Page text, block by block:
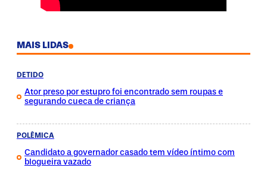
MAIS LIDAS
DETIDO
Ator preso por estupro foi encontrado sem roupas e
segurando cueca de criança
POLÊMICA
Candidato a governador casado tem vídeo íntimo com
blogueira vazado